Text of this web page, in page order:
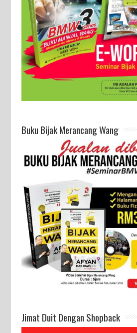
Buku Bijak Merancang Wang
Jimat Duit Dengan Shopback